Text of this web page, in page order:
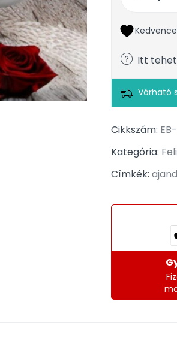
Itt
Várható
Cikkszám:
Kategória:
Címkék: